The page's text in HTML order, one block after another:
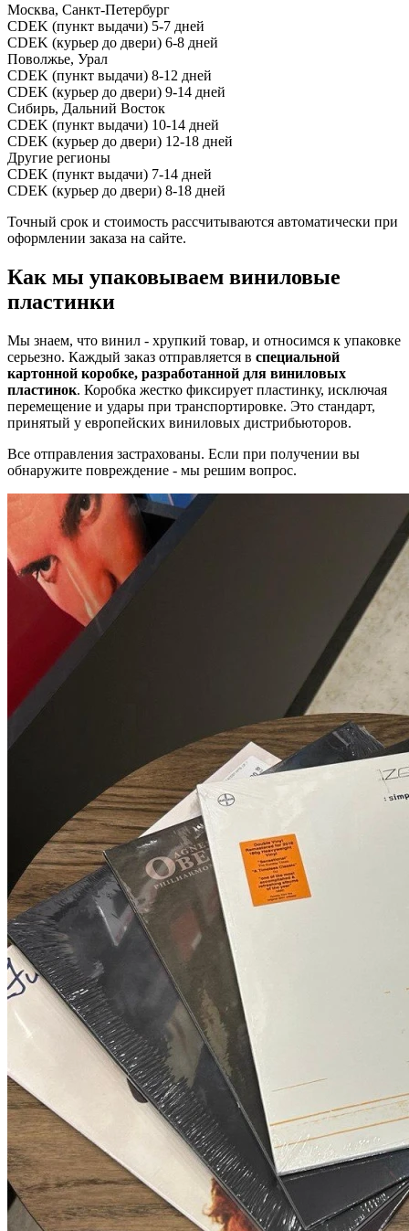
Москва, Санкт-Петербург
CDEK (пункт выдачи) 5-7 дней
CDEK (курьер до двери) 6-8 дней
Поволжье, Урал
CDEK (пункт выдачи) 8-12 дней
CDEK (курьер до двери) 9-14 дней
Сибирь, Дальний Восток
CDEK (пункт выдачи) 10-14 дней
CDEK (курьер до двери) 12-18 дней
Другие регионы
CDEK (пункт выдачи) 7-14 дней
CDEK (курьер до двери) 8-18 дней
Точный срок и стоимость рассчитываются автоматически при
оформлении заказа на сайте.
Как мы упаковываем виниловые
пластинки
Мы знаем, что винил - хрупкий товар, и относимся к упаковке
серьезно. Каждый заказ отправляется в специальной
картонной коробке, разработанной для виниловых
пластинок. Коробка жестко фиксирует пластинку, исключая
перемещение и удары при транспортировке. Это стандарт,
принятый у европейских виниловых дистрибьюторов.
Все отправления застрахованы. Если при получении вы
обнаружите повреждение - мы решим вопрос.